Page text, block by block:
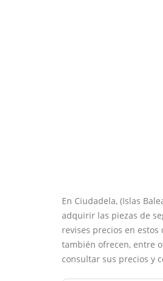
En Ciudadela, (Islas
adquirir las piezas de
revises precios en
también ofrecen, entre
consultar sus precios y